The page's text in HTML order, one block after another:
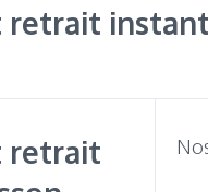
retrait
retrait